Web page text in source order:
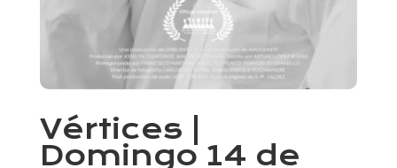
Vértices |
Domingo 14 de